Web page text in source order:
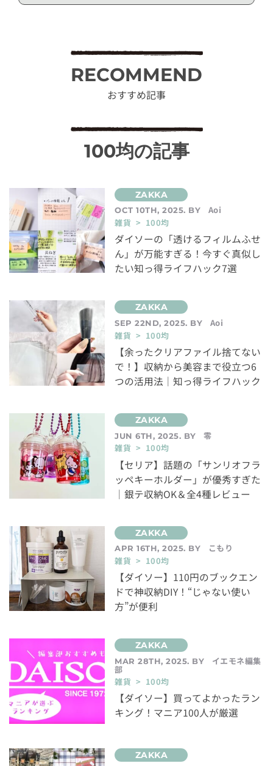
RECOMMEND
おすすめ記事
100均の記事
OCT 10TH, 2025. BY
Aoi
雑貨 > 100均
ダイソーの「透けるフィルムふせ
ん」が万能すぎる！今すぐ真似し
たい知っ得ライフハック7選
SEP 22ND, 2025. BY
Aoi
雑貨 > 100均
【余ったクリアファイル捨てない
で！】収納から美容まで役立つ6
つの活用法｜知っ得ライフハック
JUN 6TH, 2025. BY
零
雑貨 > 100均
【セリア】話題の「サンリオフラ
ッペキーホルダー」が優秀すぎた
｜銀テ収納OK＆全4種レビュー
APR 16TH, 2025. BY
こもり
雑貨 > 100均
【ダイソー】110円のブックエン
ドで神収納DIY！“じゃない使い
方”が便利
MAR 28TH, 2025. BY イエモネ編集
部
雑貨 > 100均
【ダイソー】買ってよかったラン
キング！マニア100人が厳選